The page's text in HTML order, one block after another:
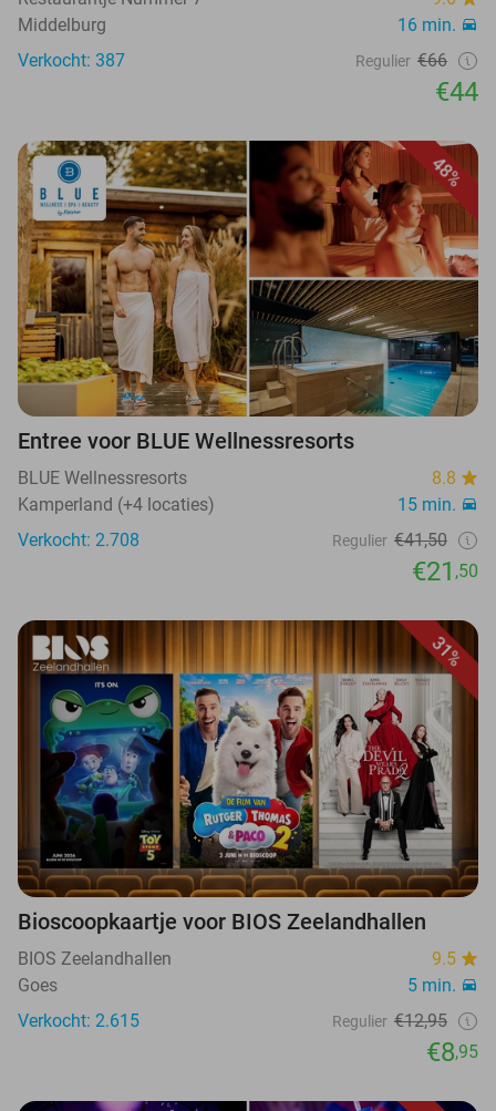
Middelburg
16 min.
Verkocht: 387
Regulier €66
€44
48%
Entree voor BLUE Wellnessresorts
BLUE Wellnessresorts
8.8
Kamperland (+4 locaties)
15 min.
Verkocht: 2.708
Regulier €41,50
€21 ,50
31%
Bioscoopkaartje voor BIOS Zeelandhallen
BIOS Zeelandhallen
9.5
Goes
5 min.
Verkocht: 2.615
Regulier €12,95
€8,95